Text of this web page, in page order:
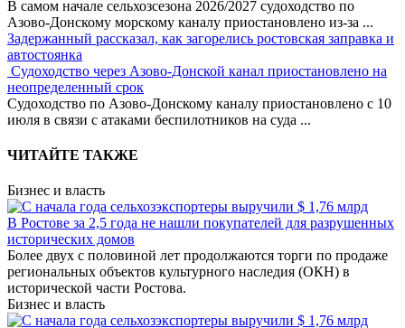
В самом начале сельхозсезона 2026/2027 судоходство по
Азово-Донскому морскому каналу приостановлено из-за ...
Задержанный рассказал, как загорелись ростовская заправка и
автостоянка
Судоходство через Азово-Донской канал приостановлено на
неопределенный срок
Судоходство по Азово-Донскому каналу приостановлено с 10
июля в связи с атаками беспилотников на суда ...
ЧИТАЙТЕ ТАКЖЕ
Бизнес и власть
В Ростове за 2,5 года не нашли покупателей для разрушенных
исторических домов
Более двух с половиной лет продолжаются торги по продаже
региональных объектов культурного наследия (ОКН) в
исторической части Ростова.
Бизнес и власть